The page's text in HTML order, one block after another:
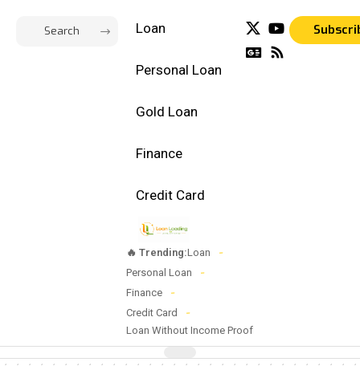
Loan
Personal Loan
Gold Loan
Finance
Credit Card
🔥 Trending:Loan
Personal Loan
Finance
Credit Card
Loan Without Income Proof